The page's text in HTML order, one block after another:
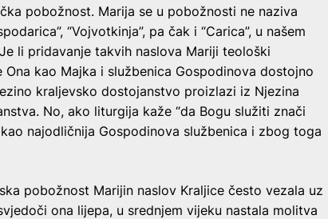
pobožnost. Marija se u pobožnosti ne naziva
“Vojvotkinja”, pa čak i “Carica”, u našem
li pridavanje takvih naslova Mariji teološki
Ona kao Majka i službenica Gospodinova dostojno
kraljevsko dostojanstvo proizlazi iz Njezina
No, ako liturgija kaže “da Bogu služiti znači
najodličnija Gospodinova službenica i zbog toga
pobožnost Marijin naslov Kraljice često vezala uz
ona lijepa, u srednjem vijeku nastala molitva